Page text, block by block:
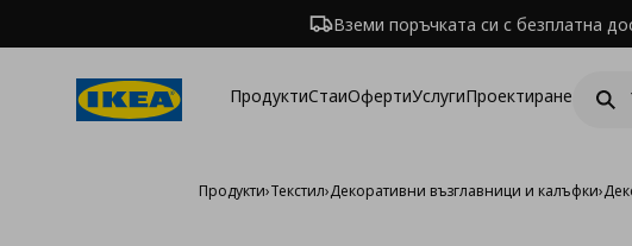
Вземи поръчката си с безплатна
ПродуктиСтаиОфертиУслугиПроектиране
Продукти›Текстил›Декоративни възглавници и калъфки›